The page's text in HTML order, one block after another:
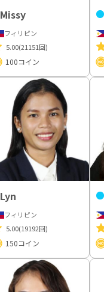
Missy
フィリピン
5.00(21151回)
100コイン
Lyn
フィリピン
5.00(19192回)
150コイン